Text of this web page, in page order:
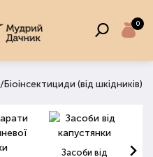
0
/ Біоінсектициди (від шкідників)
Засоби від